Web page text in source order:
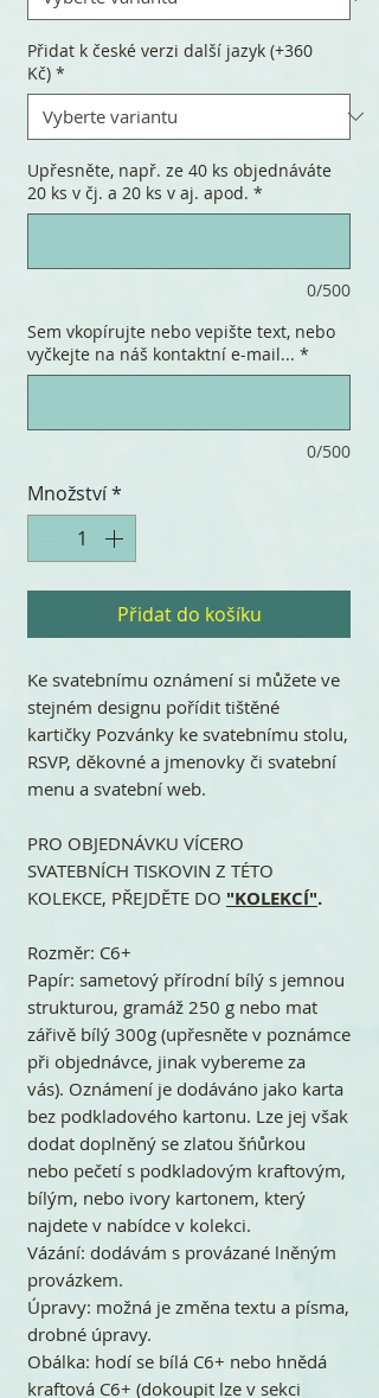
Přidat k české verzi další jazyk (+360
Kč) *
Upřesněte, např. ze 40 ks objednáváte
20 ks v čj. a 20 ks v aj. apod. *
0/500
Sem vkopírujte nebo vepište text, nebo
vyčkejte na náš kontaktní e-mail... *
0/500
Množství*
Přidat do košíku
Ke svatebnímu oznámení si můžete ve
stejném designu pořídit tištěné
kartičky Pozvánky ke svatebnímu stolu,
RSVP, děkovné a jmenovky či svatební
menu a svatební web.
PRO OBJEDNÁVKU VÍCERO
SVATEBNÍCH TISKOVIN Z TÉTO
KOLEKCE, PŘEJDĚTE DO "KOLEKCÍ".
Rozměr: C6+
Papír: sametový přírodní bílý s jemnou
strukturou, gramáž 250 g nebo mat
zářivě bílý 300g (upřesněte v poznámce
při objednávce, jinak vybereme za
vás). Oznámení je dodáváno jako karta
bez podkladového kartonu. Lze jej však
dodat doplněný se zlatou šńůrkou
nebo pečetí s podkladovým kraftovým,
bílým, nebo ivory kartonem, který
najdete v nabídce v kolekci.
Vázání: dodávám s provázané lněným
provázkem.
Úpravy: možná je změna textu a písma,
drobné úpravy.
Obálka: hodí se bílá C6+ nebo hnědá
kraftová C6+ (dokoupit lze v sekci